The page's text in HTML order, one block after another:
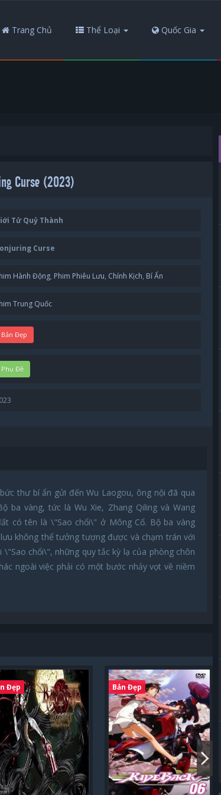
Trang Chủ Thể Loại Quốc Gia
Curse (2023)
Tử Quỷ Thành
Curse
Hành Động, Phim Phiêu Lưu, Chính Kịch, Bí Ẩn
Trung Quốc
Bản Đẹp
Phụ Đề
thư bí ẩn gửi đến Wu Laogou, ông nội đã qua
ba vàng, tức là Wu Xie, Zhang Qiling và Wang
có tên là \"Sao chổi\" ở Mông Cổ. Bộ ba vàng
không thể tưởng tượng được và chạm trán với
chổi\", những quy tắc kỳ lạ của phòng chôn
ngoài việc phải có một bước nhảy vọt về niềm
Đẹp Bản Đẹp